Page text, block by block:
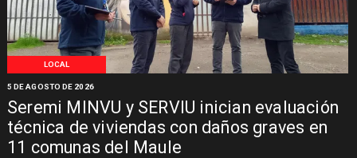
LOCAL
Seremi MINVU y SERVIU inician evaluación
técnica de viviendas con daños graves en
11 comunas del Maule
5 DE AGOSTO DE 2026